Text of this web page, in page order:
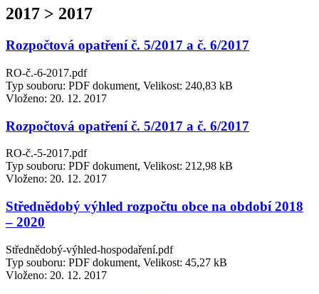
2017 > 2017
Rozpočtová opatření č. 5/2017 a č. 6/2017
RO-č.-6-2017.pdf
Typ souboru: PDF dokument, Velikost: 240,83 kB
Vloženo: 20. 12. 2017
Rozpočtová opatření č. 5/2017 a č. 6/2017
RO-č.-5-2017.pdf
Typ souboru: PDF dokument, Velikost: 212,98 kB
Vloženo: 20. 12. 2017
Střednědobý výhled rozpočtu obce na období 2018
– 2020
Střednědobý-výhled-hospodaření.pdf
Typ souboru: PDF dokument, Velikost: 45,27 kB
Vloženo: 20. 12. 2017